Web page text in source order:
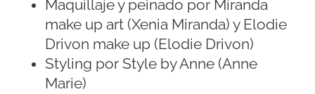
Maquillaje y peinado por Miranda
make up art (Xenia Miranda) y Elodie
Drivon make up (Elodie Drivon)
Styling por Style by Anne (Anne
Marie)